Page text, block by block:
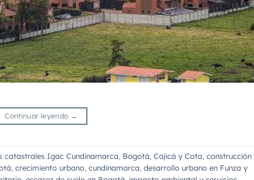
Continuar leyendo →
catastrales Igac Cundinamarca, Bogotá, Cajicá y Cota, construcción
, crecimiento urbano, cundinamarca, desarrollo urbano en Funza y